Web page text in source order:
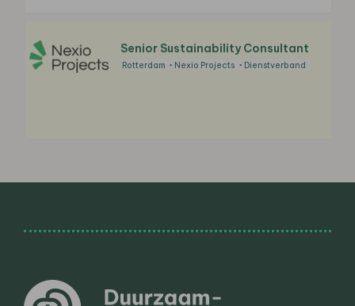
Senior Sustainability Consultant
Rotterdam Nexio Projects Dienstverband